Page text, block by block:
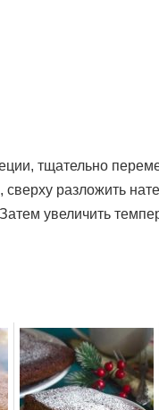
тщательно
разложить
увеличить